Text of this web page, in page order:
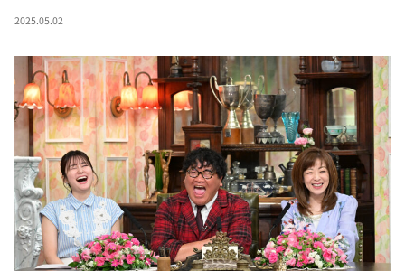
これ余談なんですけど・・・
て真剣です
探偵！ナイトスクープ
news おかえり
河合＆A.B.C-Z塚田×福井アナ「なんでやねん！？」
（news おかえり）
DAIGOも台所 ～きょうの献立 何にする？～
本日はダイアンなり！シーズン２
朝だ！生です旅サラダ
2025.05.02